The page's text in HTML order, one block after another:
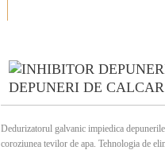
DEPUNERI DE
Dedurizatorul galvanic impiedica
coroziunea tevilor de apa. Tehnologia de